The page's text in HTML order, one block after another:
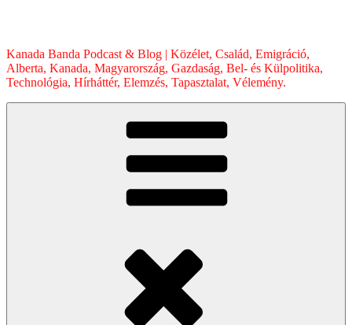
Kanada Banda Podcast & Blog | Közélet, Család, Emigráció,
Alberta, Kanada, Magyarország, Gazdaság, Bel- és Külpolitika,
Technológia, Hírháttér, Elemzés, Tapasztalat, Vélemény.